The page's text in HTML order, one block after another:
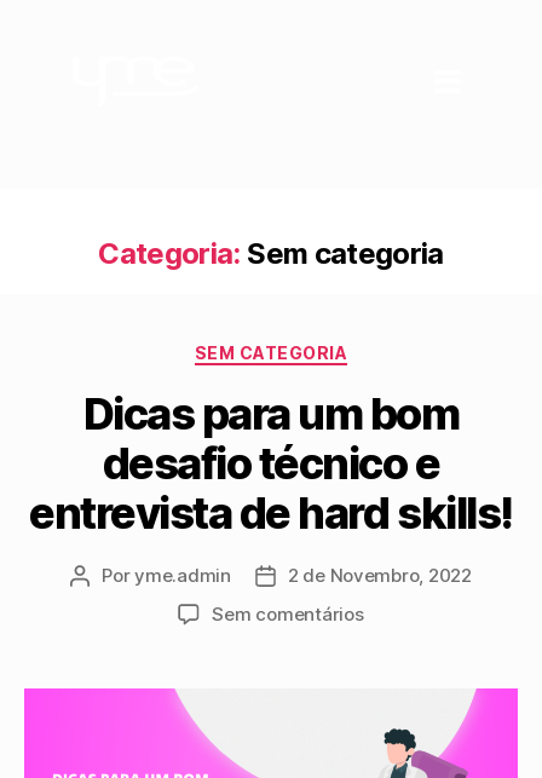
Categoria: Sem categoria
SEM CATEGORIA
Dicas para um bom
desafio técnico e
entrevista de hard skills!
Poryme.admin
2 de Novembro, 2022
Sem comentários